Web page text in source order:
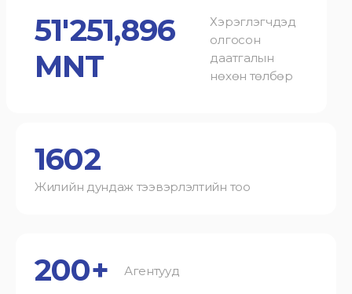
51'251,896
MNT
Хэрэглэгчдэд
олгосон
даатгалын
нөхөн төлбөр
1602
Жилийн дундаж тээвэрлэлтийн тоо
200+ Агентууд